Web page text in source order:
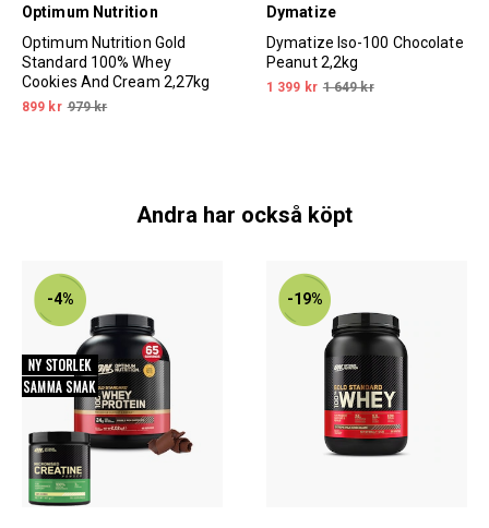
Optimum Nutrition
Optimum Nutrition Gold
Standard 100% Whey
Cookies And Cream 2,27kg
899 kr 979 kr
Dymatize
Dymatize Iso-100 Chocolate
Peanut 2,2kg
1 399 kr 1 649 kr
Andra har också köpt
-4% -19%